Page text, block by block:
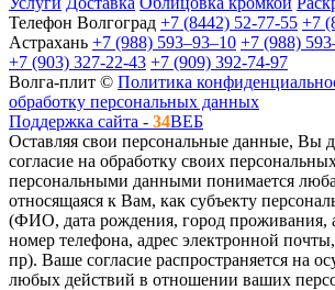
Телефон Волгоград +7 (8442) 52-77-55 +7
Астрахань +7 (988) 593‒93‒10 +7 (988)
+7 (903) 327-22-43 +7 (909) 392-74-97
Волга-плит © Политика
обработку персональных данных
Поддержка сайта - 34ВЕБ
Оставляя свои персональные данные, Вы
согласие на обработку своих
персональными данными понимается
относящаяся к Вам, как субъекту
(ФИО, дата рождения, город проживания,
номер телефона, адрес электронной
пр). Ваше согласие распространяется на
любых действий в отношении ваших